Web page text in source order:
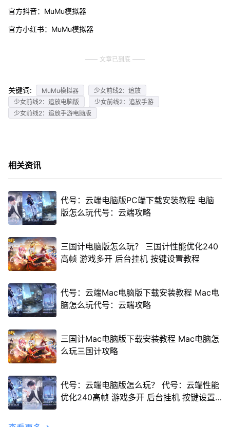
官方抖音：MuMu模拟器
官方小红书：MuMu模拟器
文章已到底
关键词: MuMu模拟器
少女前线2：追放
少女前线2：追放电脑版
少女前线2：追放手游
少女前线2：追放手游电脑版
相关资讯
代号：云端电脑版PC端下载安装教程 电脑
版怎么玩代号：云端攻略
三国计电脑版怎么玩？ 三国计性能优化240
高帧 游戏多开 后台挂机 按键设置教程
代号：云端Mac电脑版下载安装教程 Mac电
脑怎么玩代号：云端攻略
三国计Mac电脑版下载安装教程 Mac电脑怎
么玩三国计攻略
代号：云端电脑版怎么玩？ 代号：云端性能
优化240高帧 游戏多开 后台挂机 按键设置